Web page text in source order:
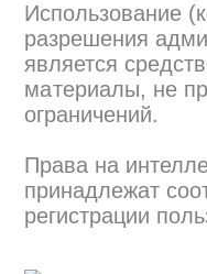
Использование
разрешения
является
материалы, не
ограничений.
Права на
принадлежат
регистрации